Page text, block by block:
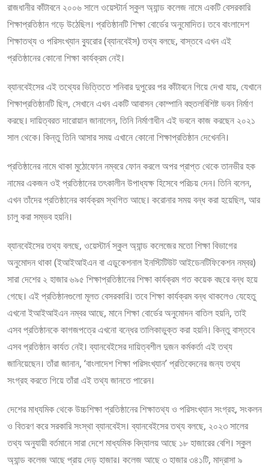
রাজধানীর কাঁটাবনে ২০০৬ সালে ওয়েস্টার্ন স্কুল অ্যান্ড কলেজ নামে একটি বেসরকারি
শিক্ষাপ্রতিষ্ঠান গড়ে উঠেছিল। প্রতিষ্ঠানটি শিক্ষা বোর্ডের অনুমোদিত। তবে বাংলাদেশ
শিক্ষাতথ্য ও পরিসংখ্যান ব্যুরোর (ব্যানবেইস) তথ্য বলছে, বাস্তবে এখন এই
প্রতিষ্ঠানের কোনো শিক্ষা কার্যক্রম নেই।
ব্যানবেইসের এই তথ্যের ভিত্তিতে শনিবার দুপুরের পর কাঁটাবনে গিয়ে দেখা যায়, যেখানে
শিক্ষাপ্রতিষ্ঠানটি ছিল, সেখানে এখন একটি আবাসন কোম্পানি বহুতলবিশিষ্ট ভবন নির্মাণ
করছে। দায়িত্বরত দারোয়ান জানালেন, তিনি নির্মাণাধীন এই ভবনে কাজ করছেন ২০২১
সাল থেকে। কিন্তু তিনি আসার সময় এখানে কোনো শিক্ষাপ্রতিষ্ঠান দেখেননি।
প্রতিষ্ঠানের নামে থাকা মুঠোফোন নম্বরে ফোন করলে অপর প্রাপ্ত থেকে তানভীর হক
নামের একজন ওই প্রতিষ্ঠানের তৎকালীন উপাধ্যক্ষ হিসেবে পরিচয় দেন। তিনি বলেন,
এখন তাঁদের প্রতিষ্ঠানের কার্যক্রম স্থগিত আছে। করোনার সময় বন্ধ করা হয়েছিল, আর
চালু করা সম্ভব হয়নি।
ব্যানবেইসের তথ্য বলছে, ওয়েস্টার্ন স্কুল অ্যান্ড কলেজের মতো শিক্ষা বিভাগের
অনুমোদন থাকা (ইআইআইএন বা এডুকেশনাল ইনস্টিটিউট আইডেনটিফিকেশন নম্বর)
সারা দেশের ২ হাজার ৬৯৫ শিক্ষাপ্রতিষ্ঠানের শিক্ষা কার্যক্রম গত কয়েক বছরে বন্ধ হয়ে
গেছে। এই প্রতিষ্ঠানগুলো মূলত বেসরকারি। তবে শিক্ষা কার্যক্রম বন্ধ থাকলেও যেহেতু
এখনো ইআইআইএন নম্বর আছে, মানে শিক্ষা বোর্ডের অনুমোদন বাতিল হয়নি, তাই
এসব প্রতিষ্ঠানকে কাগজপত্রে এখনো বন্ধের তালিকাভুক্ত করা হয়নি। কিন্তু বাস্তবে
এসব প্রতিষ্ঠান কার্যত নেই। ব্যানবেইসের দায়িত্বশীল দুজন কর্মকর্তা এই তথ্য
জানিয়েছেন। তাঁরা জানান, ‘বাংলাদেশ শিক্ষা পরিসংখ্যান’ প্রতিবেদনের জন্য তথ্য
সংগ্রহ করতে গিয়ে তাঁরা এই তথ্য জানতে পারেন।
দেশের মাধ্যমিক থেকে উচ্চশিক্ষা প্রতিষ্ঠানের শিক্ষাতথ্য ও পরিসংখ্যান সংগ্রহ, সংকলন
ও বিতরণ করে সরকারি সংস্থা ব্যানবেইস। ব্যানবেইসের তথ্য বলছে, ২০২৩ সালের
তথ্য অনুযায়ী বর্তমানে সারা দেশে মাধ্যমিক বিদ্যালয় আছে ১৮ হাজারের বেশি। স্কুল
অ্যান্ড কলেজ আছে প্রায় দেড় হাজার। কলেজ আছে ৩ হাজার ৩৪১টি, মাদ্রাসা ৯